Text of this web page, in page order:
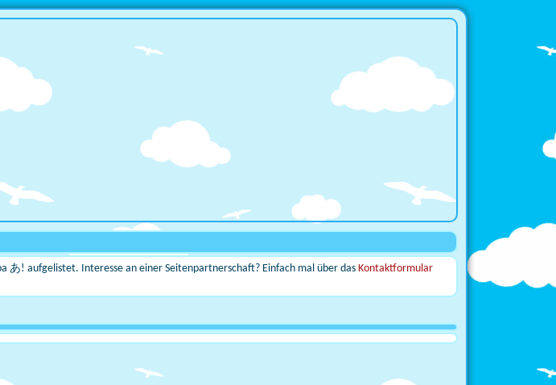
あ! aufgelistet. Interesse an einer Seitenpartnerschaft? Einfach mal über dasKontaktformular